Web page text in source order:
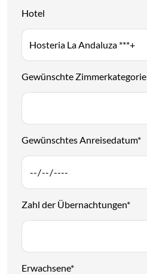
Hotel
Gewünschte Zimmerkategorie
Gewünschtes Anreisedatum*
Zahl der Übernachtungen*
Erwachsene*